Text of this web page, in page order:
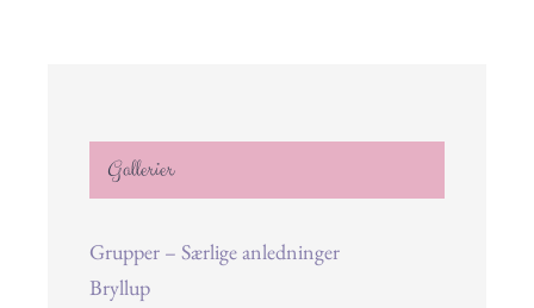
Gallerier
Grupper – Særlige anledninger
Bryllup